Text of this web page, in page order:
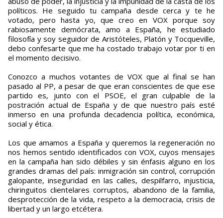
políticos. He seguido tu campaña desde cerca y te he
votado, pero hasta yo, que creo en VOX porque soy
rabiosamente demócrata, amo a España, he estudiado
filosofía y soy seguidor de Aristóteles, Platón y Tocqueville,
debo confesarte que me ha costado trabajo votar por ti en
el momento decisivo.
Conozco a muchos votantes de VOX que al final se han
pasado al PP, a pesar de que eran conscientes de que ese
partido es, junto con el PSOE, el gran culpable de la
postración actual de España y de que nuestro país esté
inmerso en una profunda decadencia política, económica,
social y ética.
Los que amamos a España y queremos la regeneración no
nos hemos sentido identificados con VOX, cuyos mensajes
en la campaña han sido débiles y sin énfasis alguno en los
grandes dramas del país: inmigración sin control, corrupción
galopante, inseguridad en las calles, despilfarro, injusticia,
chiringuitos clientelares corruptos, abandono de la familia,
desprotección de la vida, respeto a la democracia, crisis de
libertad y un largo etcétera.